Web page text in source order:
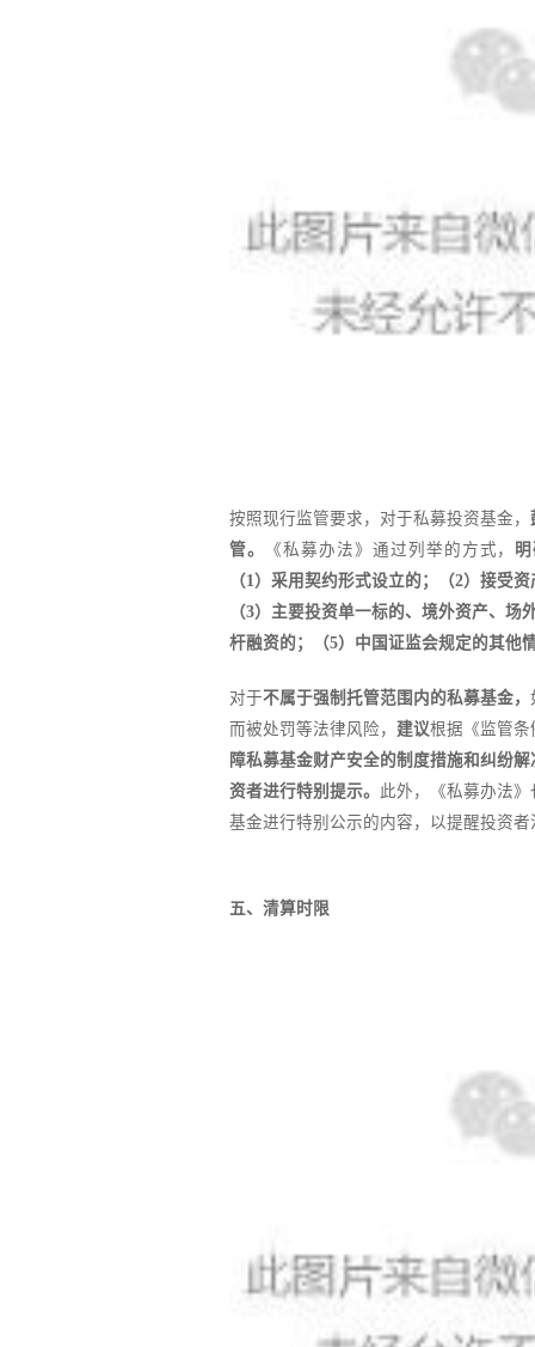
按照现行监管要求，对于私募投资基金，
管。
《私募办法》通过列举的方式，
（1）采用契约形式设立的；（2）接受
（3）主要投资单一标的、境外资产、场
杆融资的；（5）中国证监会规定的其他
对于不属于强制托管范围内的私募基金，
而被处罚等法律风险， 建议根据《监管条
障私募基金财产安全的制度措施和纠纷解
资者进行特别提示。 此外，《私募办法
基金进行特别公示的内容，以提醒投资
五、清算时限